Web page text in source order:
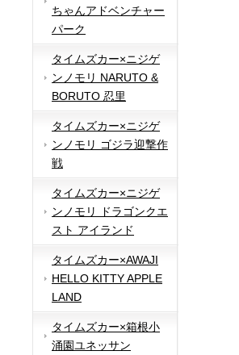
ちゃんアドベンチャー
パーク
タイムズカー×ニジゲ
ンノモリ NARUTO &
BORUTO 忍里
タイムズカー×ニジゲ
ンノモリ ゴジラ迎撃作
戦
タイムズカー×ニジゲ
ンノモリ ドラゴンクエ
スト アイランド
タイムズカー×AWAJI
HELLO KITTY APPLE
LAND
タイムズカー×箱根小
涌園ユネッサン